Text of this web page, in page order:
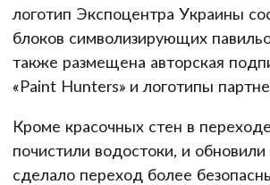
логотип Экспоцентра Украины
блоков символизирующих
также размещена авторская
«Paint Hunters» и логотипы
Кроме красочных стен в
почистили водостоки, и
сделало переход более